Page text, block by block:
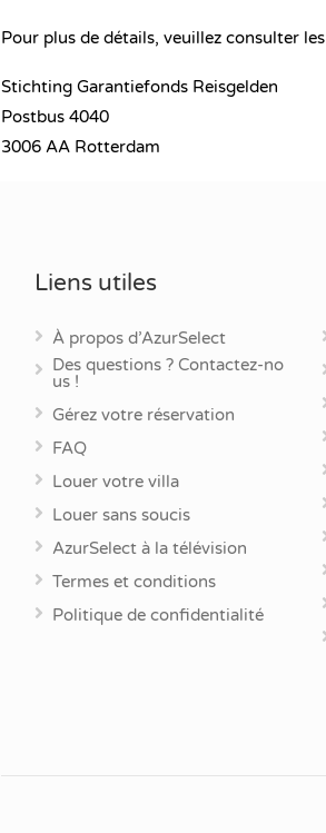
Pour plus de détails, veuillez consulter les
Stichting Garantiefonds Reisgelden
Postbus 4040
3006 AA Rotterdam
Liens utiles
À propos d’AzurSelect
Des questions ? Contactez-no
us !
Gérez votre réservation
FAQ
Louer votre villa
Louer sans soucis
AzurSelect à la télévision
Termes et conditions
Politique de confidentialité